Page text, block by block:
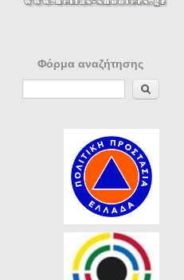
Φόρμα αναζήτησης
Αναζήτηση